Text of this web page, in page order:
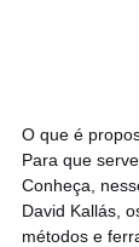
O que é
Para que
Conheça,
David Kallás,
métodos e